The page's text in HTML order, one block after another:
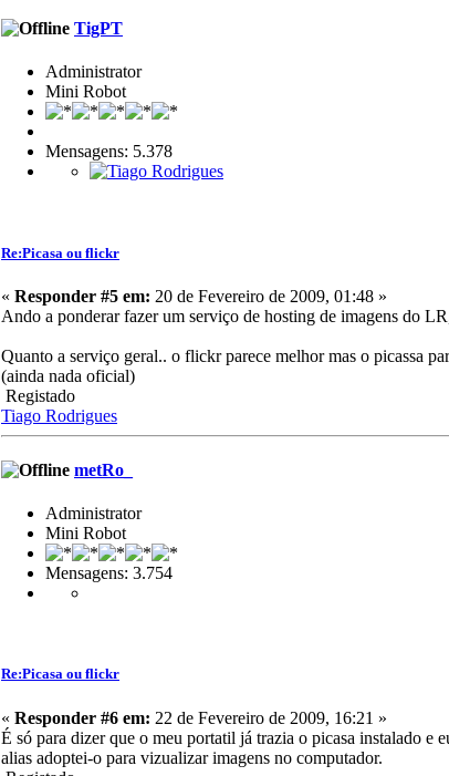
TigPT
Administrator
Mini Robot
Mensagens: 5.378
Re:Picasa ou flickr
« Responder #5 em: 20 de Fevereiro de 2009, 01:48 »
Ando a ponderar fazer um serviço de hosting de imagens do
Quanto a serviço geral.. o flickr parece melhor mas o picassa
(ainda nada oficial)
Registado
Tiago Rodrigues
metRo_
Administrator
Mini Robot
Mensagens: 3.754
Re:Picasa ou flickr
« Responder #6 em: 22 de Fevereiro de 2009, 16:21 »
É só para dizer que o meu portatil já trazia o picasa instalado e
alias adoptei-o para vizualizar imagens no computador.